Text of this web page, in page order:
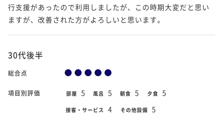
行支援があったので利用しましたが、この時期大変だと思い
ますが、改善された方がよろしいと思います。
30代後半
総合点
項目別評価 部屋 5 風呂 5 朝食 5 夕食 5
接客・サービス 4 その他設備 5